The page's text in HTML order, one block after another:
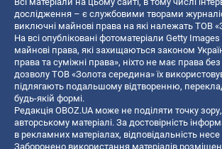
дослідження – є службовими творами
виключні майнові права на які належать ТОВ
На всі опубліковані фотоматеріали Getty
майнові права, які захищаються законом
права та суміжні права», ніхто не має права
дозволу ТОВ «Золота середина» їх
підлягають подальшому відтворенню,
будь-якій формі.
Редакція OBOZ.UA може не поділяти точку
авторському матеріалі. За достовірність
в рекламних матеріалах, відповідальність
Заборонено використання матеріалів